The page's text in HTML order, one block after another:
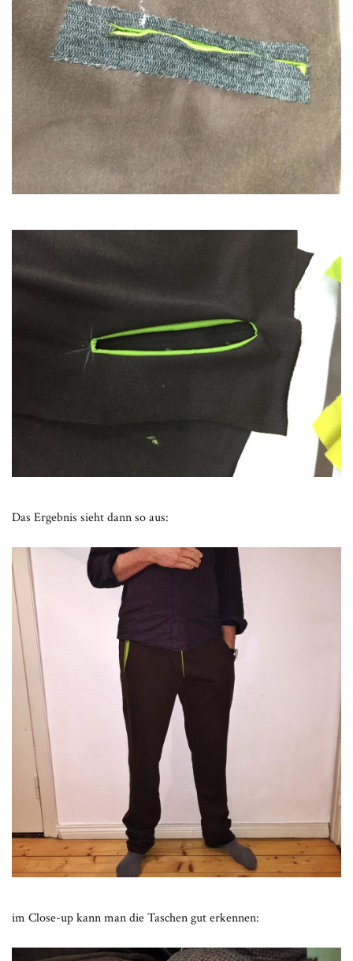
Das Ergebnis sieht dann so aus:
im Close-up kann man die Taschen gut erkennen: